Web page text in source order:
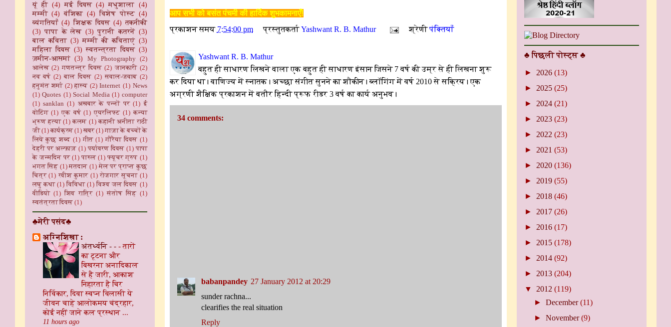
आप सभी को बसंत पंचमी की हार्दिक शुभकामनाएँ!
प्रकाशन समय 7:54:00 pm प्रस्तुतकर्ताYashwant R. B. Mathur श्रेणीपंक्तियाँ
Yashwant R. B. Mathur
बहुत ही साधारण लिखने वाला एक बहुत ही साधारण इंसान जिसने 7 वर्ष की उम्र से ही लिखना शुरू
कर दिया था। वाणिज्य में स्नातक। अच्छा संगीत सुनने का शौकीन। ब्लॉगिंग में वर्ष 2010 से सक्रिय। एक
अग्रणी शैक्षिक प्रकाशन में बतौर हिन्दी प्रूफ रीडर 3 वर्ष का कार्य अनुभव।
34 comments:
babanpandey 27 January 2012 at 20:29
sunder rachna...
clearifies the real situation
Reply
यूं ही (4) मई दिवस (4) मधुशाला (4)
मम्मी (4) वंशिका (4) विशेष पोस्ट (4)
व्यंगतियाँ (4) शिक्षक दिवस (4) तकनीकी
(3) पापा के लेख (3) पुरानी कतरनें (3)
बाल कविता (3) मम्मी की कविताएं (3)
महिला दिवस (3) स्वतन्त्रता दिवस (3)
ज़मीन-आसमां (3) My Photography (2)
आलेख (2) गणतन्त्र दिवस (2) जानकारी (2)
नव वर्ष (2) बाल दिवस (2) सवाल-जवाब (2)
हनुमंत शर्मा (2) हास्य (2) Internet (1) News
(1) Quotes (1) Social Media (1) computer
(1) sanklan (1) अखबार के पन्नों पर (1) ई
वोटिंग (1) एक वर्ष (1) एयरलिफ्ट (1) कन्या
भ्रूण हत्या (1) कलम (1) कहानी अनीता राठी
जी (1) कार्यक्रम (1) खबर (1) गाज़ा के बच्चों के
लिये कुछ शब्द (1) गीत (1) गौरैया दिवस (1)
देहरी पर अल्फ़ाज़ (1) पर्यावरण दिवस (1) पापा
के जन्मदिन पर (1) पारुल (1) फ्यूचर ग्रुप (1)
भगत सिंह (1) मतदान (1) मेल पर प्राप्त कुछ
चित्र (1) रवीश कुमार (1) रोजगार सूचना (1)
लघु कथा (1) विविधा (1) विश्व जल दिवस (1)
वीडियो (1) शिव रात्रि (1) संतोष सिंह (1)
स्वतंत्रता दिवस (1)
♣मेरी पसंद♣
अग्निशिखा :
अंतर्ध्वनि - - -तारों
का टूटना और
बिखरना अनादिकाल
से है जारी, आकाश
निहारता है चिर
निर्विकार, दिवा स्वप्न विलासी ये
जीवन चाहे आलोकमय चंद्रहार,
कोई नहीं जाने कल प्रस्थान ...
11 hours ago
♣ पिछली पोस्ट्स ♣
► 2026 (13)
► 2025 (25)
► 2024 (21)
► 2023 (23)
► 2022 (23)
► 2021 (53)
► 2020 (136)
► 2019 (55)
► 2018 (46)
► 2017 (26)
► 2016 (17)
► 2015 (178)
► 2014 (92)
► 2013 (204)
▼ 2012 (119)
► December(11)
► November(9)